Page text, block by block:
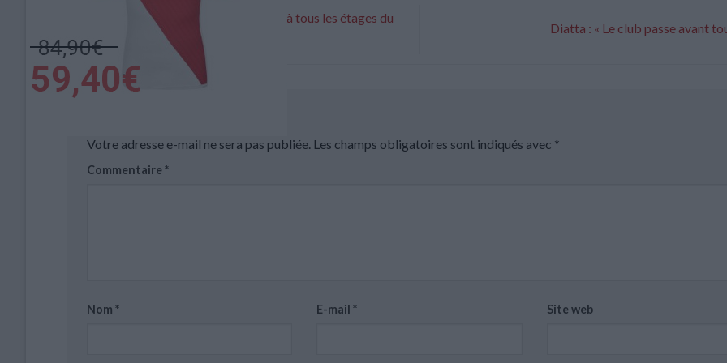
Pocognoli : « Il y a de la frustration à tous les étages du
club »
Diatta : « Le club passe avant
Votre adresse e-mail ne sera pas publiée. Les champs obligatoires sont indiqués avec *
Commentaire*
Nom * E-mail* Site web